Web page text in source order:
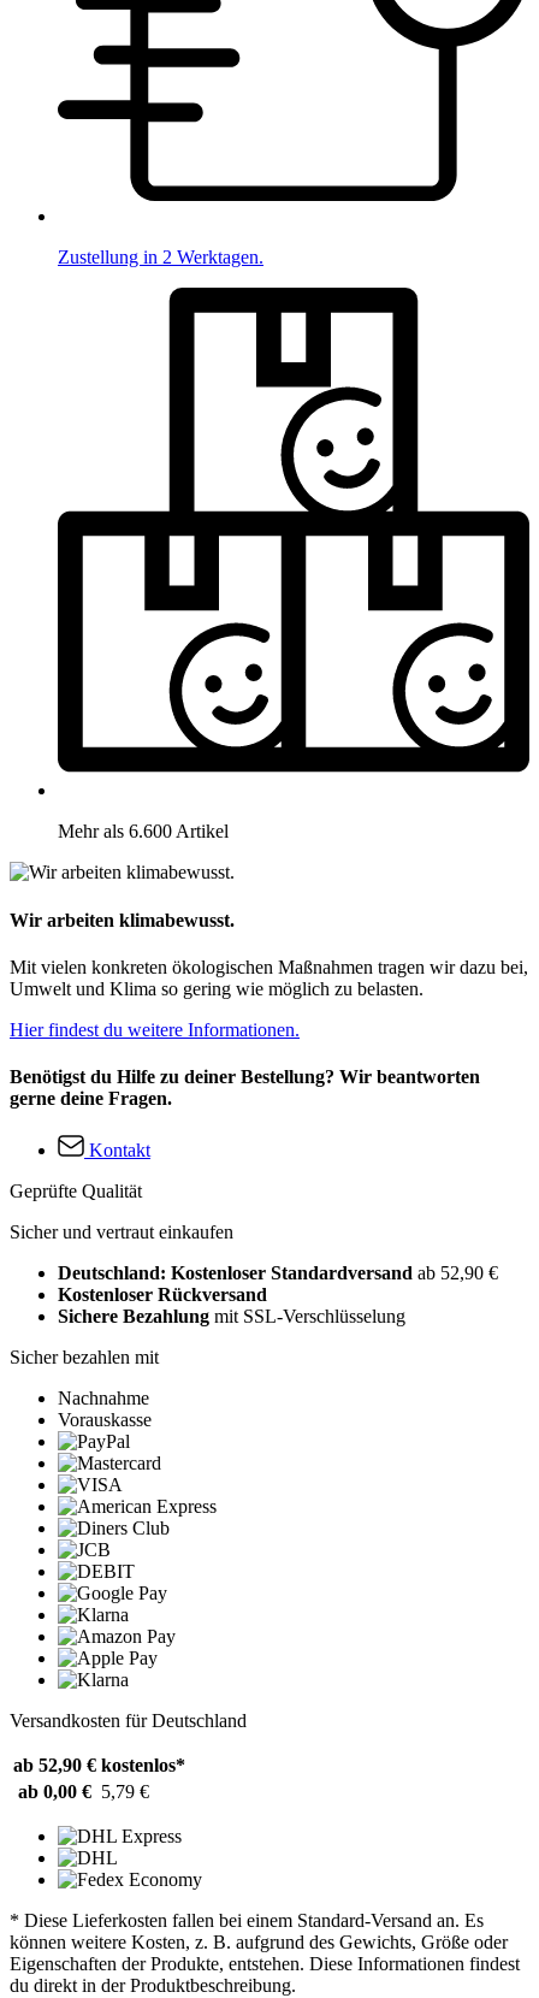
Zustellung in 2 Werktagen.
Mehr als 6.600 Artikel
Wir arbeiten klimabewusst.
Mit vielen konkreten ökologischen Maßnahmen tragen wir dazu bei,
Umwelt und Klima so gering wie möglich zu belasten.
Hier findest du weitere Informationen.
Benötigst du Hilfe zu deiner Bestellung? Wir beantworten
gerne deine Fragen.
Kontakt
Geprüfte Qualität
Sicher und vertraut einkaufen
Deutschland: Kostenloser Standardversand ab 52,90 €
Kostenloser Rückversand
Sichere Bezahlung mit SSL-Verschlüsselung
Sicher bezahlen mit
Nachnahme
Vorauskasse
Versandkosten für Deutschland
ab 52,90 € kostenlos*
ab 0,00 € 5,79 €
* Diese Lieferkosten fallen bei einem Standard-Versand an. Es
können weitere Kosten, z. B. aufgrund des Gewichts, Größe oder
Eigenschaften der Produkte, entstehen. Diese Informationen findest
du direkt in der Produktbeschreibung.